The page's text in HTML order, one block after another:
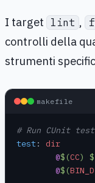
I target lint ,
controlli della
strumenti
makefile
# Run CUnit
test:
dir
	@
$(CC)
	@
$(